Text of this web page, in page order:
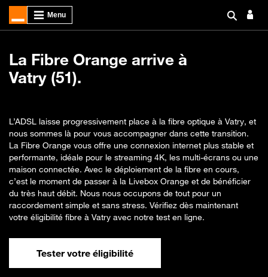
La Fibre Orange arrive à
Vatry (51).
L’ADSL laisse progressivement place à la fibre optique à Vatry, et
nous sommes là pour vous accompagner dans cette transition.
La Fibre Orange vous offre une connexion internet plus stable et
performante, idéale pour le streaming 4K, les multi-écrans ou une
maison connectée. Avec le déploiement de la fibre en cours,
c’est le moment de passer à la Livebox Orange et de bénéficier
du très haut débit. Nous nous occupons de tout pour un
raccordement simple et sans stress. Vérifiez dès maintenant
votre éligibilité fibre à Vatry avec notre test en ligne.
Tester votre éligibilité